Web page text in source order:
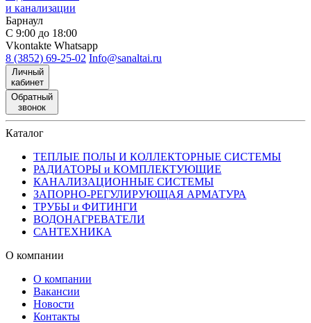
и канализации
Барнаул
С 9:00 до 18:00
Vkontakte Whatsapp
8 (3852) 69-25-02 Info@sanaltai.ru
Личный
кабинет
Обратный
звонок
Каталог
ТЕПЛЫЕ ПОЛЫ И КОЛЛЕКТОРНЫЕ СИСТЕМЫ
РАДИАТОРЫ и КОМПЛЕКТУЮЩИЕ
КАНАЛИЗАЦИОННЫЕ СИСТЕМЫ
ЗАПОРНО-РЕГУЛИРУЮЩАЯ АРМАТУРА
ТРУБЫ и ФИТИНГИ
ВОДОНАГРЕВАТЕЛИ
САНТЕХНИКА
О компании
О компании
Вакансии
Новости
Контакты